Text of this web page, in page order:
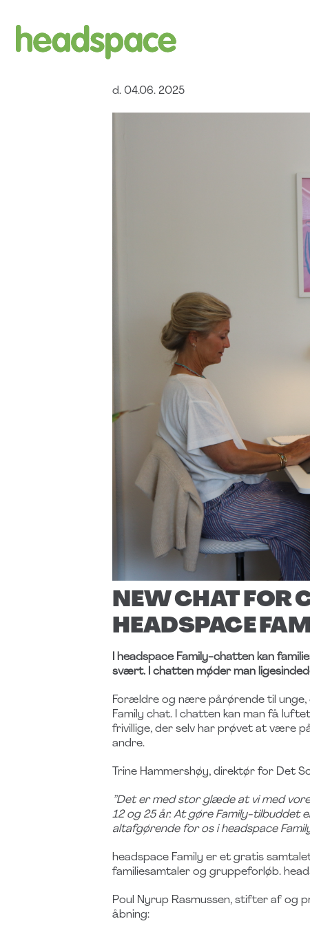
content
d. 04.06. 2025
NEW CHAT FOR
HEADSPACE
I headspace Family-chatten kan
svært. I chatten møder man
Forældre og nære pårørende til
Family chat. I chatten kan man få
frivillige, der selv har prøvet at være
andre.
Trine Hammershøy, direktør for Det
”Det er med stor glæde at vi med
12 og 25 år. At gøre Family-tilbuddet
altafgørende for os i headspace
headspace Family er et gratis
familiesamtaler og gruppeforløb.
Poul Nyrup Rasmussen, stifter af og
åbning: